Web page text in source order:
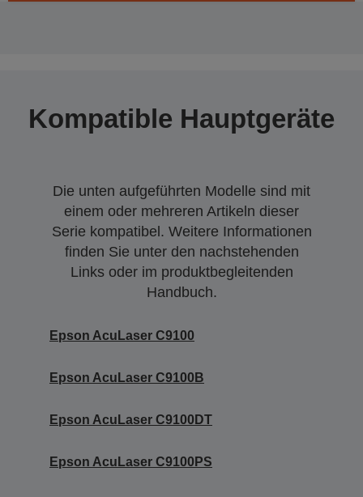
Kompatible Hauptgeräte
Die unten aufgeführten Modelle sind mit
einem oder mehreren Artikeln dieser
Serie kompatibel. Weitere Informationen
finden Sie unter den nachstehenden
Links oder im produktbegleitenden
Handbuch.
Epson AcuLaser C9100
Epson AcuLaser C9100B
Epson AcuLaser C9100DT
Epson AcuLaser C9100PS